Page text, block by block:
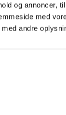
og annoncer,
med
andre